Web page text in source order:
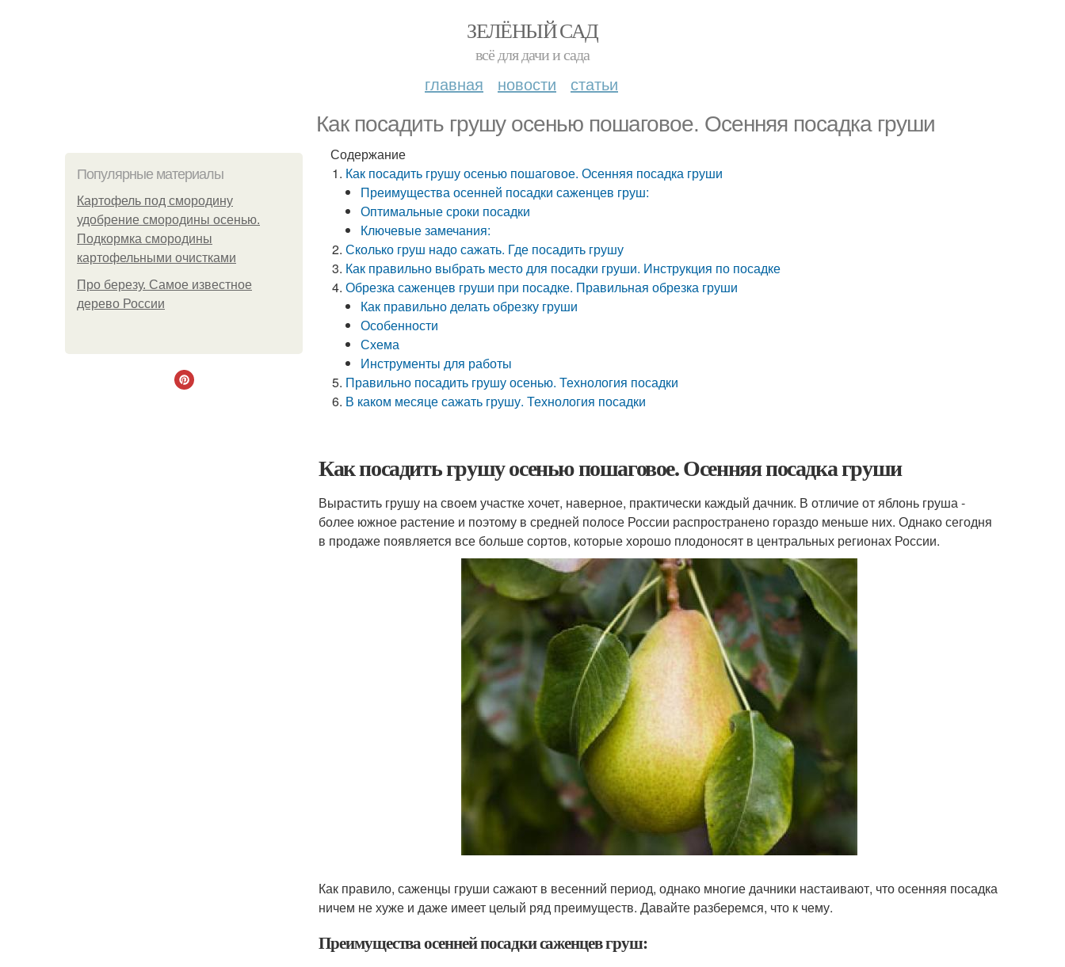
ЗЕЛЁНЫЙ САД
всё для дачи и сада
главная новости статьи
Как посадить грушу осенью пошаговое. Осенняя посадка груши
Популярные материалы
Картофель под смородину
удобрение смородины осенью.
Подкормка смородины
картофельными очистками
Про березу. Самое известное
дерево России
Содержание
Как посадить грушу осенью пошаговое. Осенняя посадка груши
Преимущества осенней посадки саженцев груш:
Оптимальные сроки посадки
Ключевые замечания:
Сколько груш надо сажать. Где посадить грушу
Как правильно выбрать место для посадки груши. Инструкция по посадке
Обрезка саженцев груши при посадке. Правильная обрезка груши
Как правильно делать обрезку груши
Особенности
Схема
Инструменты для работы
Правильно посадить грушу осенью. Технология посадки
В каком месяце сажать грушу. Технология посадки
Как посадить грушу осенью пошаговое. Осенняя посадка груши
Вырастить грушу на своем участке хочет, наверное, практически каждый дачник. В отличие от яблонь груша -
более южное растение и поэтому в средней полосе России распространено гораздо меньше них. Однако сегодня
в продаже появляется все больше сортов, которые хорошо плодоносят в центральных регионах России.
Как правило, саженцы груши сажают в весенний период, однако многие дачники настаивают, что осенняя посадка
ничем не хуже и даже имеет целый ряд преимуществ. Давайте разберемся, что к чему.
Преимущества осенней посадки саженцев груш: